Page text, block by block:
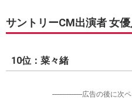
サントリーCM出演者 女
10位：菜々緒
-----------------広告の後に次